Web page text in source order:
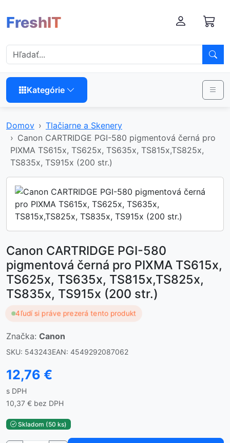
FreshIT
Kategórie
Domov
Tlačiarne a Skenery
Canon CARTRIDGE PGI-580 pigmentová černá pro
PIXMA TS615x, TS625x, TS635x, TS815x,TS825x,
TS835x, TS915x (200 str.)
Canon CARTRIDGE PGI-580
pigmentová černá pro PIXMA TS615x,
TS625x, TS635x, TS815x,TS825x,
TS835x, TS915x (200 str.)
4ľudí si práve prezerá tento produkt
Značka: Canon
SKU: 543243EAN: 4549292087062
12,76 €
s DPH
10,37 € bez DPH
Skladom (50 ks)